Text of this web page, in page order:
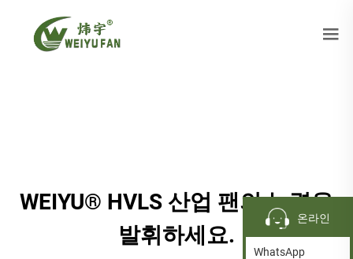
WEIYU® HVLS 산업 팬의 능력을
발휘하세요.
온라인
WhatsApp